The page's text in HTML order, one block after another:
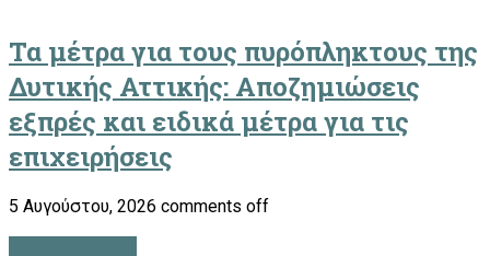
Τα μέτρα για τους πυρόπληκτους της
Δυτικής Αττικής: Αποζημιώσεις
εξπρές και ειδικά μέτρα για τις
επιχειρήσεις
5 Αυγούστου, 2026 comments off